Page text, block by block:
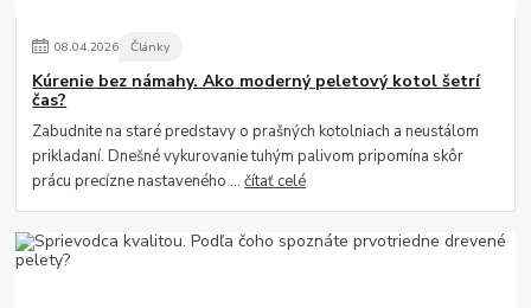
08.04.2026 Články
Kúrenie bez námahy. Ako moderný peletový kotol šetrí
čas?
Zabudnite na staré predstavy o prašných kotolniach a neustálom
prikladaní. Dnešné vykurovanie tuhým palivom pripomína skôr
prácu precízne nastaveného ...čítať celé